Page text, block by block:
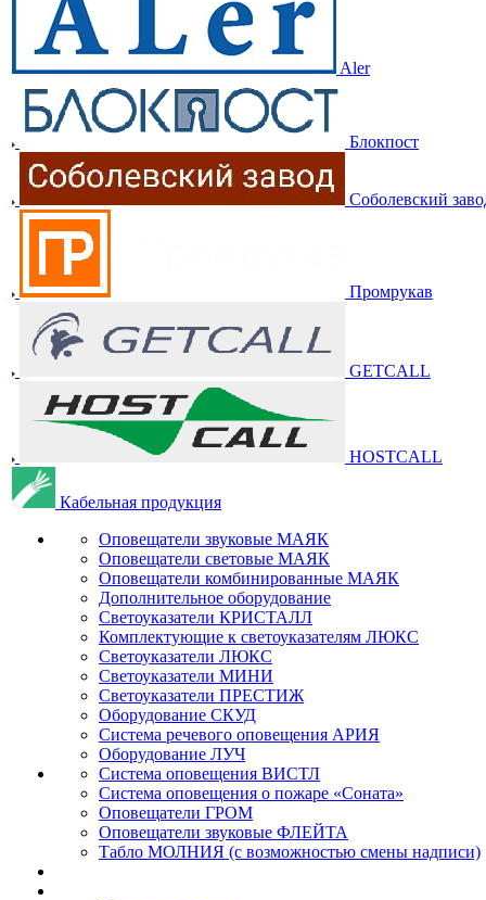
Aler
Блокпост
Соболевский
Промрукав
GETCALL
HOSTCALL
Кабельная продукция
Оповещатели звуковые МАЯК
Оповещатели световые МАЯК
Оповещатели комбинированные МАЯК
Дополнительное оборудование
Светоуказатели КРИСТАЛЛ
Комплектующие к светоуказателям ЛЮКС
Светоуказатели ЛЮКС
Светоуказатели МИНИ
Светоуказатели ПРЕСТИЖ
Оборудование СКУД
Система речевого оповещения АРИЯ
Оборудование ЛУЧ
Система оповещения ВИСТЛ
Система оповещения о пожаре «Соната»
Оповещатели ГРОМ
Оповещатели звуковые ФЛЕЙТА
Табло МОЛНИЯ (с возможностью смены надписи)